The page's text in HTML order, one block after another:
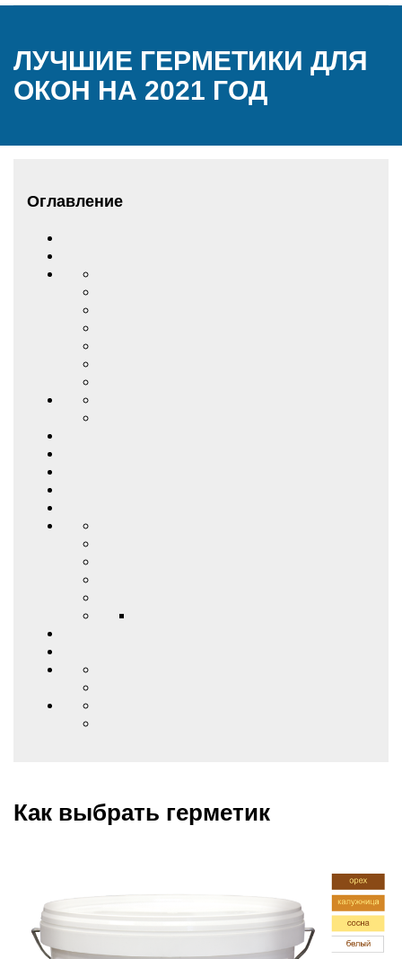
ЛУЧШИЕ ГЕРМЕТИКИ ДЛЯ
ОКОН НА 2021 ГОД
Оглавление
Как выбрать герметик